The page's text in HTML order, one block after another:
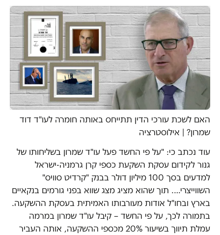
האם לשכת עורכי הדין תתייחס באותה חומרה לעו"ד דוד
שמרון? | אילוסטרציה
עוד נכתב כי: "על פי החשד פעל עו"ד שמרון בשליחותו של
גנור לקידום עסקת השקעת כספי קרן גרמניה-ישראל
למדעים בסך 100 מיליון דולר בבנק "קרדיט סוויס"
השווייצרי…. תוך שהוא מציג מצג שווא בפני גורמים בנקאיים
בארץ ובחו"ל אודות מעורבותו האמיתית בעסקת ההשקעה.
בתמורה לכך, על פי החשד – קיבל עו"ד שמרון במרמה
עמלת תיווך בשיעור 20% מכספי ההשקעה, אותה העביר